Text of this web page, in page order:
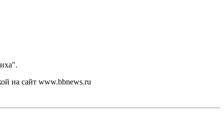
на сайт www.bbnews.ru